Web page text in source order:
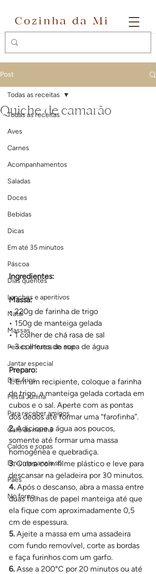
Cozinha da Mi
Post
Todas as receitas
Aves
Carnes
Acompanhamentos
Saladas
Doces
Bebidas
Dicas
Em até 35 minutos
Páscoa
Dias quentes
Lanches e aperitivos
Natal
Massas
Peixes e frutos do mar
Jantar especial
Dias frios
Festa Junina
Para receber amigos
Café da manhã
Caldos e sopas
Em uma panela só
Pães
No forno
Todas as receitas
Quiche de camarão
Ingredientes:
Massa:
• 220g de farinha de trigo
• 150g de manteiga gelada
• 1 colher de chá rasa de sal
• 3 colheres de sopa de água
Preparo:
1. Em um recipiente, coloque a farinha
de trigo, a manteiga gelada cortada em
cubos e o sal. Aperte com as pontas
dos dedos até formar uma “farofinha”.
2. Adicione a água aos poucos,
somente até formar uma massa
homogênea e quebradiça.
3. Cubra com filme plástico e leve para
descansar na geladeira por 30 minutos.
4. Após o descanso, abra a massa entre
duas folhas de papel manteiga até que
ela fique com aproximadamente 0,5
cm de espessura.
5. Ajeite a massa em uma assadeira
com fundo removível, corte as bordas
e faça furinhos com um garfo.
6. Asse a 200°C por 20 minutos ou até